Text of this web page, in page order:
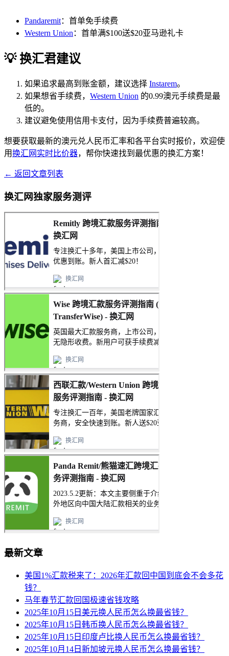
Pandaremit：首单免手续费
Western Union ：首单满$100送$20亚马逊礼卡
💡 换汇君建议
如果追求最高到账金额，建议选择 Instarem。
如果想省手续费， Western Union 的0.99澳元手续费是最
低的。
建议避免使用信用卡支付，因为手续费普遍较高。
想要获取最新的澳元兑人民币汇率和各平台实时报价，欢迎使
用换汇网实时比价器，帮你快速找到最优惠的换汇方案！
← 返回文章列表
换汇网独家服务测评
最新文章
美国1%汇款税来了：2026年汇款回中国到底会不会多花
钱？
马年春节汇款回国极速省钱攻略
2025年10月15日美元换人民币怎么换最省钱？
2025年10月15日韩币换人民币怎么换最省钱？
2025年10月15日印度卢比换人民币怎么换最省钱？
2025年10月14日新加坡元换人民币怎么换最省钱？